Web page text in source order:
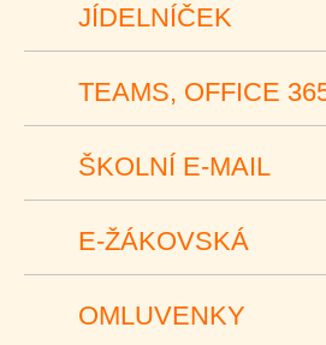
JÍDELNÍČEK
TEAMS, OFFICE
ŠKOLNÍ E-MAIL
E-ŽÁKOVSKÁ
OMLUVENKY